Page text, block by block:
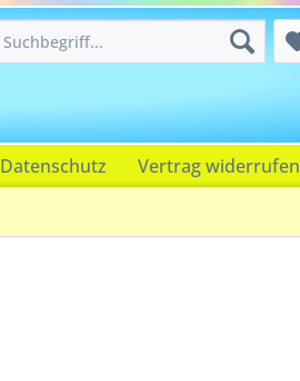
Datenschutz Vertrag widerrufen